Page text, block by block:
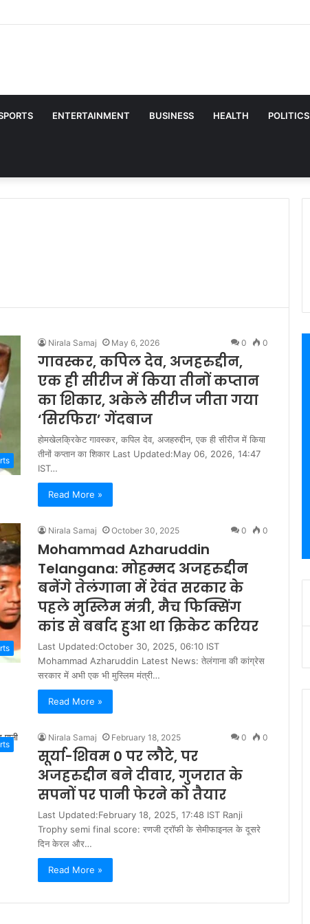
ENTERTAINMENT BUSINESS HEALTH POLITICS
Nirala Samaj May 6, 2026 0 0
गावस्कर, कपिल देव, अजहरुद्दीन,
एक ही सीरीज में किया तीनों कप्तान
का शिकार, अकेले सीरीज जीता गया
‘सिरफिरा’ गेंदबाज
होमखेलक्रिकेट गावस्कर, कपिल देव, अजहरुद्दीन, एक ही सीरीज में किया
तीनों कप्तान का शिकार Last Updated:May 06, 2026, 14:47
IST…
Read More »
Nirala Samaj October 30, 2025 0 0
Mohammad Azharuddin
Telangana: मोहम्मद अजहरुद्दीन
बनेंगे तेलंगाना में रेवंत सरकार के
पहले मुस्लिम मंत्री, मैच फिक्सिंग
कांड से बर्बाद हुआ था क्रिकेट करियर
Last Updated:October 30, 2025, 06:10 IST
Mohammad Azharuddin Latest News: तेलंगाना की कांग्रेस
सरकार में अभी एक भी मुस्लिम मंत्री…
Read More »
Nirala Samaj February 18, 2025 0 0
सूर्या-शिवम 0 पर लौटे, पर
अजहरुद्दीन बने दीवार, गुजरात के
सपनों पर पानी फेरने को तैयार
Last Updated:February 18, 2025, 17:48 IST Ranji
Trophy semi final score: रणजी ट्रॉफी के सेमीफाइनल के दूसरे
दिन केरल और…
Read More »